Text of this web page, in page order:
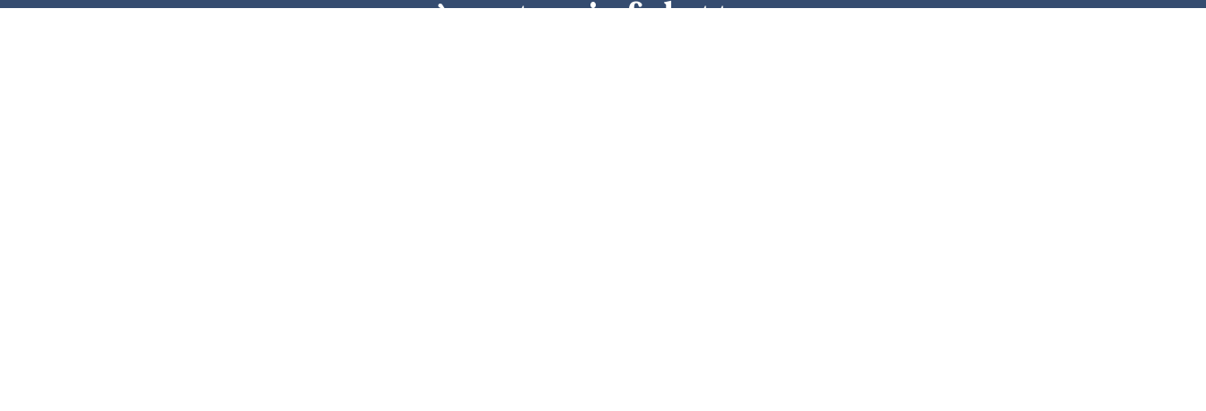
à notre infolettre